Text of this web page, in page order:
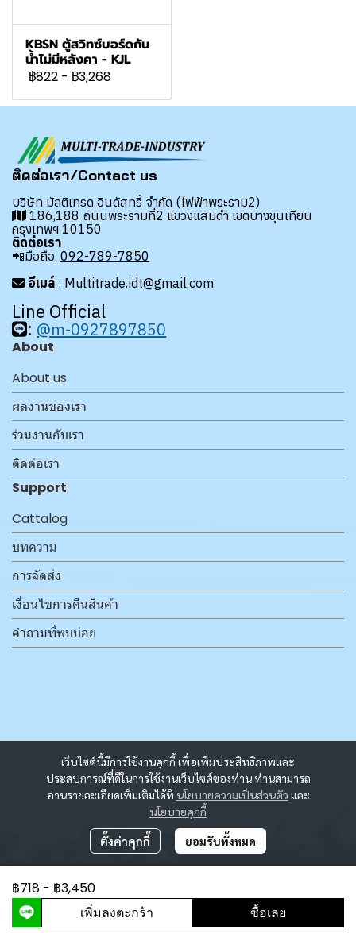
KBSN ตู้สวิทซ์บอร์ดกัน
น้ำไม่มีหลังคา - KJL
฿822 - ฿3,268
฿718 - ฿3,450
เพิ่มลงตะกร้า ซื้อเลย
เว็บไซต์นี้มีการใช้งานคุกกี้ เพื่อเพิ่มประสิทธิภาพและ
ประสบการณ์ที่ดีในการใช้งานเว็บไซต์ของท่าน ท่านสามารถ
อ่านรายละเอียดเพิ่มเติมได้ที่ นโยบายความเป็นส่วนตัว และ
นโยบายคุกกี้
ตั้งค่าคุกกี้ ยอมรับทั้งหมด
ติดต่อเรา/Contact us
บริษัท มัลติเทรด อินดัสทรี้ จำกัด (ไฟฟ้าพระราม2)
186,188 ถนนพระรามที่2 แขวงแสมดำ เขตบางขุนเทียน
กรุงเทพฯ 10150
ติดต่อเรา
📲มือถือ. 092-789-7850
อีเมล์ : Multitrade.idt@gmail.com
Line Official
: @m-0927897850
About
About us
ผลงานของเรา
ร่วมงานกับเรา
ติดต่อเรา
Support
Cattalog
บทความ
การจัดส่ง
เงื่อนไขการคืนสินค้า
คำถามที่พบบ่อย
ผู้เข้าชมวันนี้1,931
Powered By MakeWebEasy